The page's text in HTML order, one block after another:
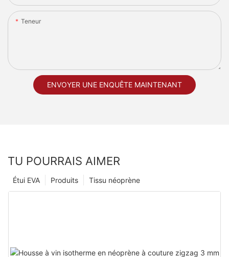
Teneur
ENVOYER UNE ENQUÊTE MAINTENANT
TU POURRAIS AIMER
Tissu néoprène
Produits
Étui EVA